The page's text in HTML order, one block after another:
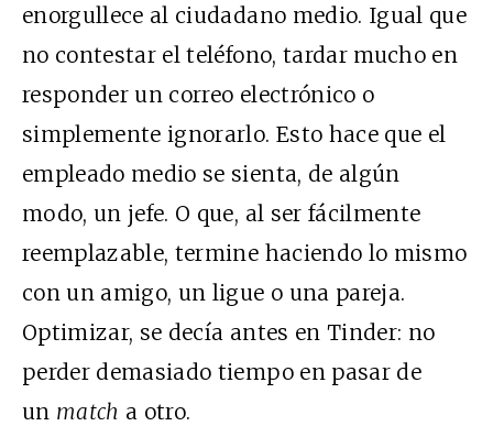
enorgullece al ciudadano medio. Igual que
no contestar el teléfono, tardar mucho en
responder un correo electrónico o
simplemente ignorarlo. Esto hace que el
empleado medio se sienta, de algún
modo, un jefe. O que, al ser fácilmente
reemplazable, termine haciendo lo mismo
con un amigo, un ligue o una pareja.
Optimizar, se decía antes en Tinder: no
perder demasiado tiempo en pasar de
un match a otro.